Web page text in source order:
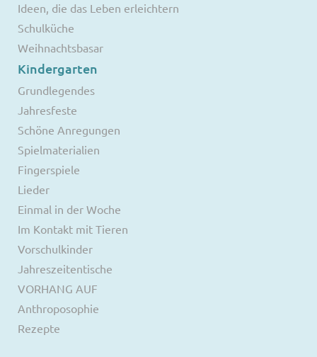
Ideen, die das Leben erleichtern
Schulküche
Weihnachtsbasar
Kindergarten
Grundlegendes
Jahresfeste
Schöne Anregungen
Spielmaterialien
Fingerspiele
Lieder
Einmal in der Woche
Im Kontakt mit Tieren
Vorschulkinder
Jahreszeitentische
VORHANG AUF
Anthroposophie
Rezepte